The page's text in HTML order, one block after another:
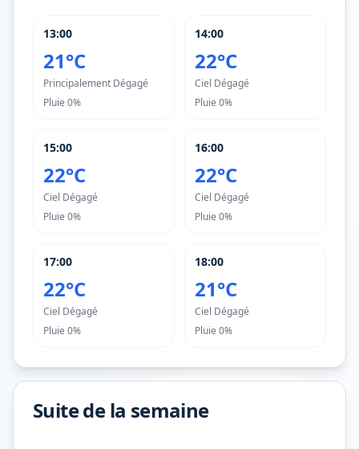
13:00
21°C
Principalement Dégagé
Pluie 0%
14:00
22°C
Ciel Dégagé
Pluie 0%
15:00
22°C
Ciel Dégagé
Pluie 0%
16:00
22°C
Ciel Dégagé
Pluie 0%
17:00
22°C
Ciel Dégagé
Pluie 0%
18:00
21°C
Ciel Dégagé
Pluie 0%
Suite de la semaine